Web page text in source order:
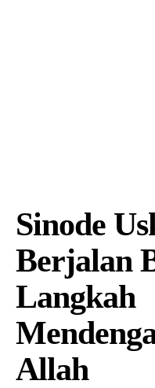
Sinode
Berjalan
Langkah
Allah